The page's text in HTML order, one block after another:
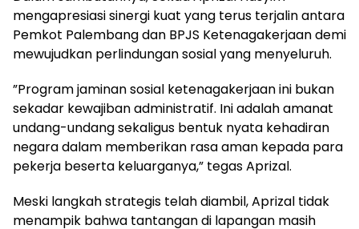
mengapresiasi sinergi kuat yang terus terjalin antara
Pemkot Palembang dan BPJS Ketenagakerjaan demi
mewujudkan perlindungan sosial yang menyeluruh.
​”Program jaminan sosial ketenagakerjaan ini bukan
sekadar kewajiban administratif. Ini adalah amanat
undang-undang sekaligus bentuk nyata kehadiran
negara dalam memberikan rasa aman kepada para
pekerja beserta keluarganya,” tegas Aprizal.
​Meski langkah strategis telah diambil, Aprizal tidak
menampik bahwa tantangan di lapangan masih